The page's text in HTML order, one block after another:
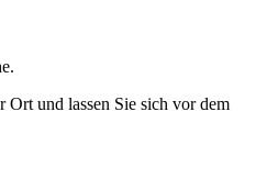
Ort und lassen Sie sich vor dem